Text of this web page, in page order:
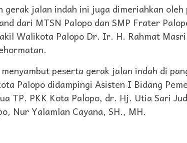
gerak jalan indah ini juga dimeriahkan oleh
dari MTSN Palopo dan SMP Frater
Walikota Palopo Dr. Ir. H. Rahmat
peserta gerak jalan indah di
Palopo didampingi Asisten I Bidang
TP. PKK Kota Palopo, dr. Hj. Utia Sari
Nur Yalamlan Cayana, SH., MH.